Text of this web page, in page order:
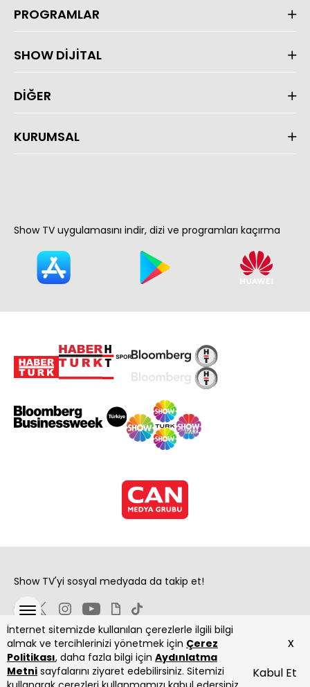
İnternet sitemizde kullanılan çerezlerle ilgili bilgi
almak ve tercihlerinizi yönetmek için Çerez
Politikası, daha fazla bilgi için Aydınlatma
Metni sayfalarını ziyaret edebilirsiniz. Sitemizi
Kabul Et
x
PROGRAMLAR
SHOW DİJİTAL
DİĞER
KURUMSAL
Show TV uygulamasını indir, dizi ve programları kaçırma
Show TV'yi sosyal medyada da takip et!
Copyright 2026 Show Televizyon Yayıncılık A.Ş.